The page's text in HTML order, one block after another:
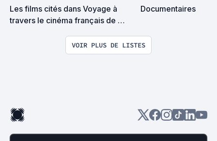
Les films cités dans Voyage à
travers le cinéma français de
Documentaires
VOIR PLUS DE LISTES